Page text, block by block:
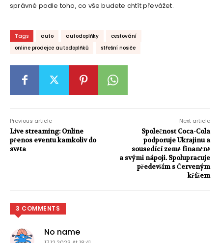
správné podle toho, co vše budete chtít převážet.
Tags auto autodoplňky
cestování
online prodejce autodoplňků
střešní nosiče
Previous article
Live streaming: Online
přenos eventu kamkoliv do
světa
Next article
Společnost Coca-Cola
podporuje Ukrajinu a
sousedící země finančně
a svými nápoji. Spolupracuje
především s Červeným
křížem
3 COMMENTS
No name